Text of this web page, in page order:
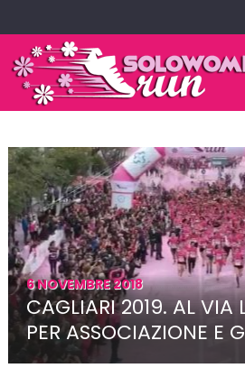
6 NOVEMBRE 2018
CAGLIARI 2019. AL VIA
PER ASSOCIAZIONE E